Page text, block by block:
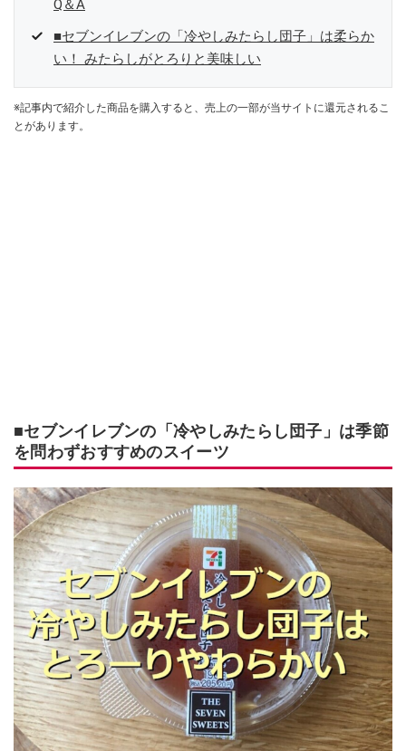
Q＆A
■セブンイレブンの「冷やしみたらし団子」は柔らか
い！ みたらしがとろりと美味しい
※記事内で紹介した商品を購入すると、売上の一部が当サイトに還元されるこ
とがあります。
■セブンイレブンの「冷やしみたらし団子」は季節
を問わずおすすめのスイーツ